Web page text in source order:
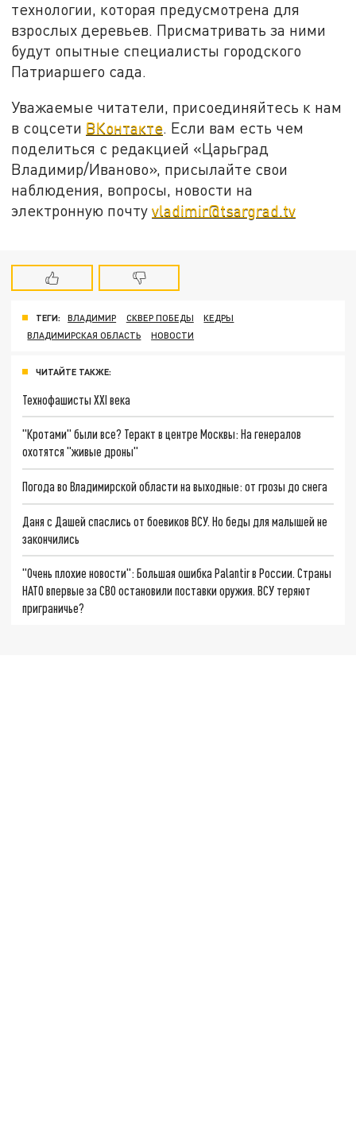
технологии, которая предусмотрена для
взрослых деревьев. Присматривать за ними
будут опытные специалисты городского
Патриаршего сада.
Уважаемые читатели, присоединяйтесь к нам
в соцсети ВКонтакте. Если вам есть чем
поделиться с редакцией «Царьград
Владимир/Иваново», присылайте свои
наблюдения, вопросы, новости на
электронную почтуvladimir@tsargrad.tv
ТЕГИ: ВЛАДИМИР СКВЕР ПОБЕДЫ
КЕДРЫ
ВЛАДИМИРСКАЯ ОБЛАСТЬ
НОВОСТИ
ЧИТАЙТЕ ТАКЖЕ:
Технофашисты XXI века
"Кротами" были все? Теракт в центре Москвы: На генералов
охотятся "живые дроны"
Погода во Владимирской области на выходные: от грозы до снега
Даня с Дашей спаслись от боевиков ВСУ. Но беды для малышей не
закончились
"Очень плохие новости": Большая ошибка Palantir в России. Страны
НАТО впервые за СВО остановили поставки оружия. ВСУ теряют
приграничье?